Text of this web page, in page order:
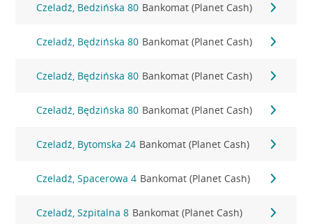
Czeladź, Bedzińska 80 Bankomat (Planet Cash)
Czeladź, Będzińska 80 Bankomat (Planet Cash)
Czeladź, Będzińska 80 Bankomat (Planet Cash)
Czeladź, Będzińska 80 Bankomat (Planet Cash)
Czeladź, Bytomska 24 Bankomat (Planet Cash)
Czeladź, Spacerowa 4 Bankomat (Planet Cash)
Czeladź, Szpitalna 8 Bankomat (Planet Cash)